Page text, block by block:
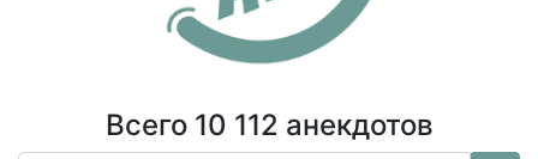
Всего 10 112 анекдотов